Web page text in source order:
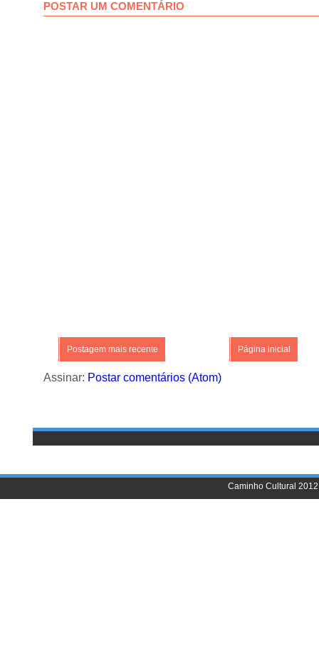
POSTAR UM COMENTÁRIO
Postagem mais recente Página inicial
Assinar: Postar comentários (Atom)
Caminho Cultural